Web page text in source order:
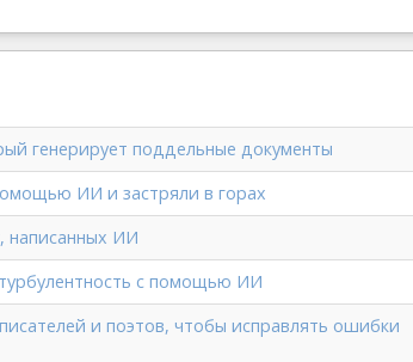
генерирует поддельные документы
ИИ и застряли в горах
написанных ИИ
с помощью ИИ
и поэтов, чтобы исправлять ошибки